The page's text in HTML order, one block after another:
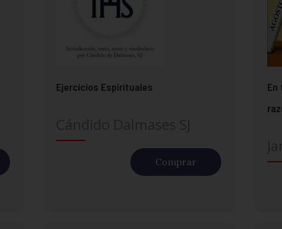
Ejercicios Espirituales
Comprar
En